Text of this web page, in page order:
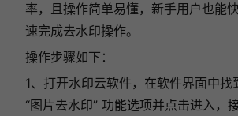
率，且操作简单易懂，新手用户也能
速完成去水印操作。
操作步骤如下：
1、打开水印云软件，在软件界面中找
“图片去水印” 功能选项并点击进入，